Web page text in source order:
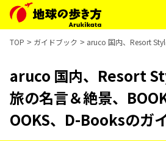
TOP ガイドブック aruco 国内、Resort
aruco 国内、Resort
旅の名言＆絶景、
OOKS、D-Booksのガ